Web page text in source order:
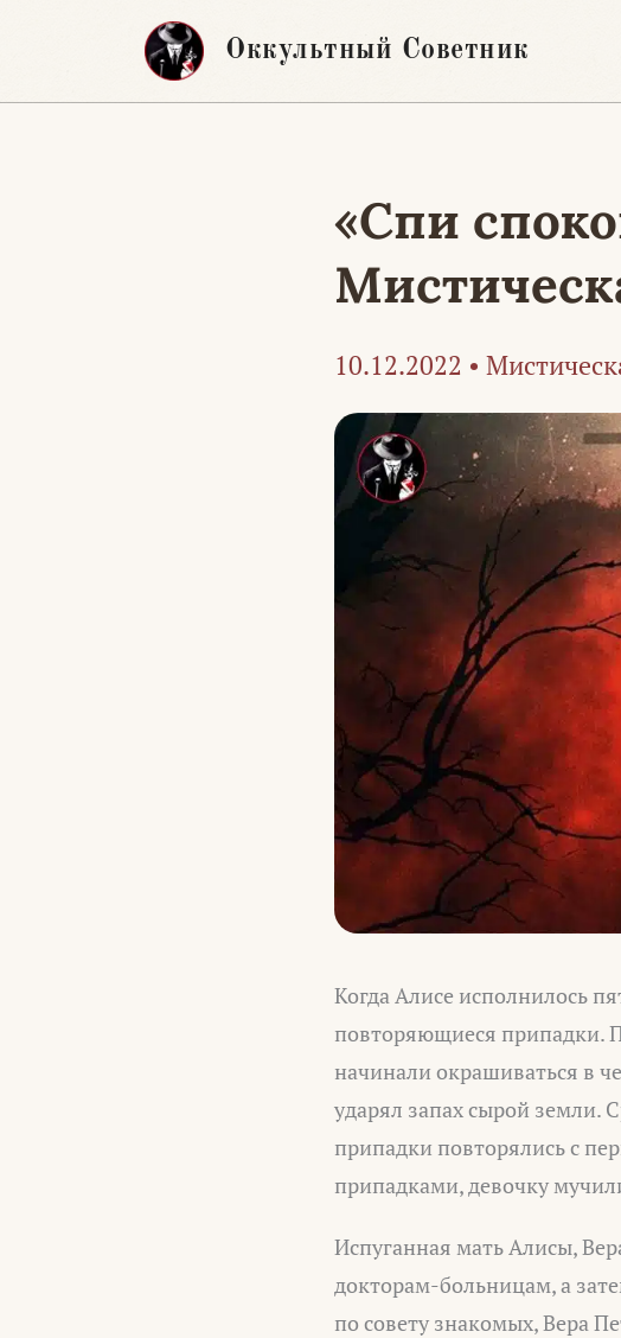
Оккультный Советник
«Спи
10.12.2022 •
Когда Алисе исполнилось
повторяющиеся припадки.
начинали окрашиваться в
ударял запах сырой земли.
припадки повторялись с
припадками, девочку
Испуганная мать Алисы,
докторам-больницам, а
по совету знакомых, Вера